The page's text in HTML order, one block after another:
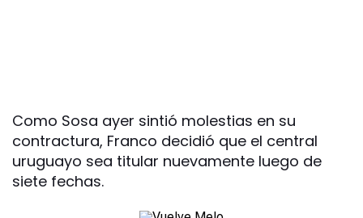
Como Sosa ayer sintió molestias en su
contractura, Franco decidió que el central
uruguayo sea titular nuevamente luego de
siete fechas.